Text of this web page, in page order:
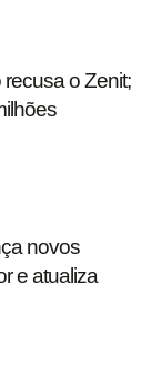
o Zenit;
novos
e atualiza